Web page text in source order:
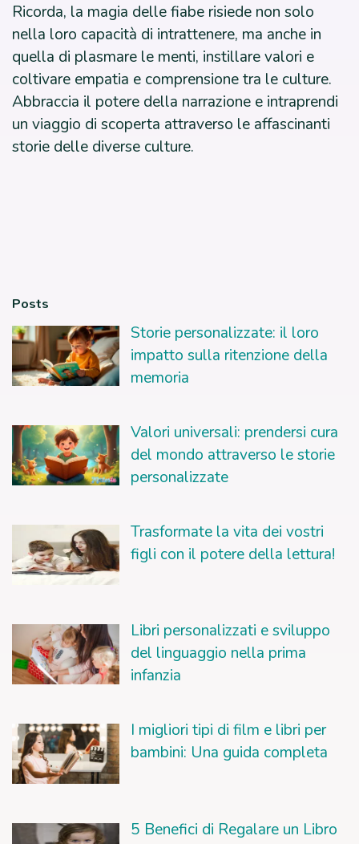
Ricorda, la magia delle fiabe risiede non solo
nella loro capacità di intrattenere, ma anche in
quella di plasmare le menti, instillare valori e
coltivare empatia e comprensione tra le culture.
Abbraccia il potere della narrazione e intraprendi
un viaggio di scoperta attraverso le affascinanti
storie delle diverse culture.
Posts
Storie personalizzate: il loro
impatto sulla ritenzione della
memoria
Valori universali: prendersi cura
del mondo attraverso le storie
personalizzate
Trasformate la vita dei vostri
figli con il potere della lettura!
Libri personalizzati e sviluppo
del linguaggio nella prima
infanzia
I migliori tipi di film e libri per
bambini: Una guida completa
5 Benefici di Regalare un Libro